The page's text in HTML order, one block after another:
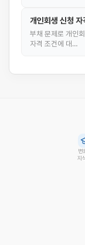
개인회생 신청
부채 문제로 개인
자격 조건에 대…
변
지